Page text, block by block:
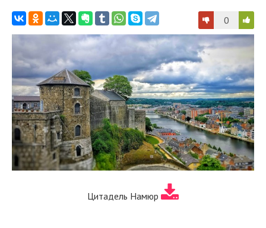
0
Цитадель Намюр